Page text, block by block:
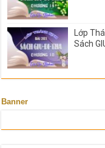
Lớp
Sách
Banner